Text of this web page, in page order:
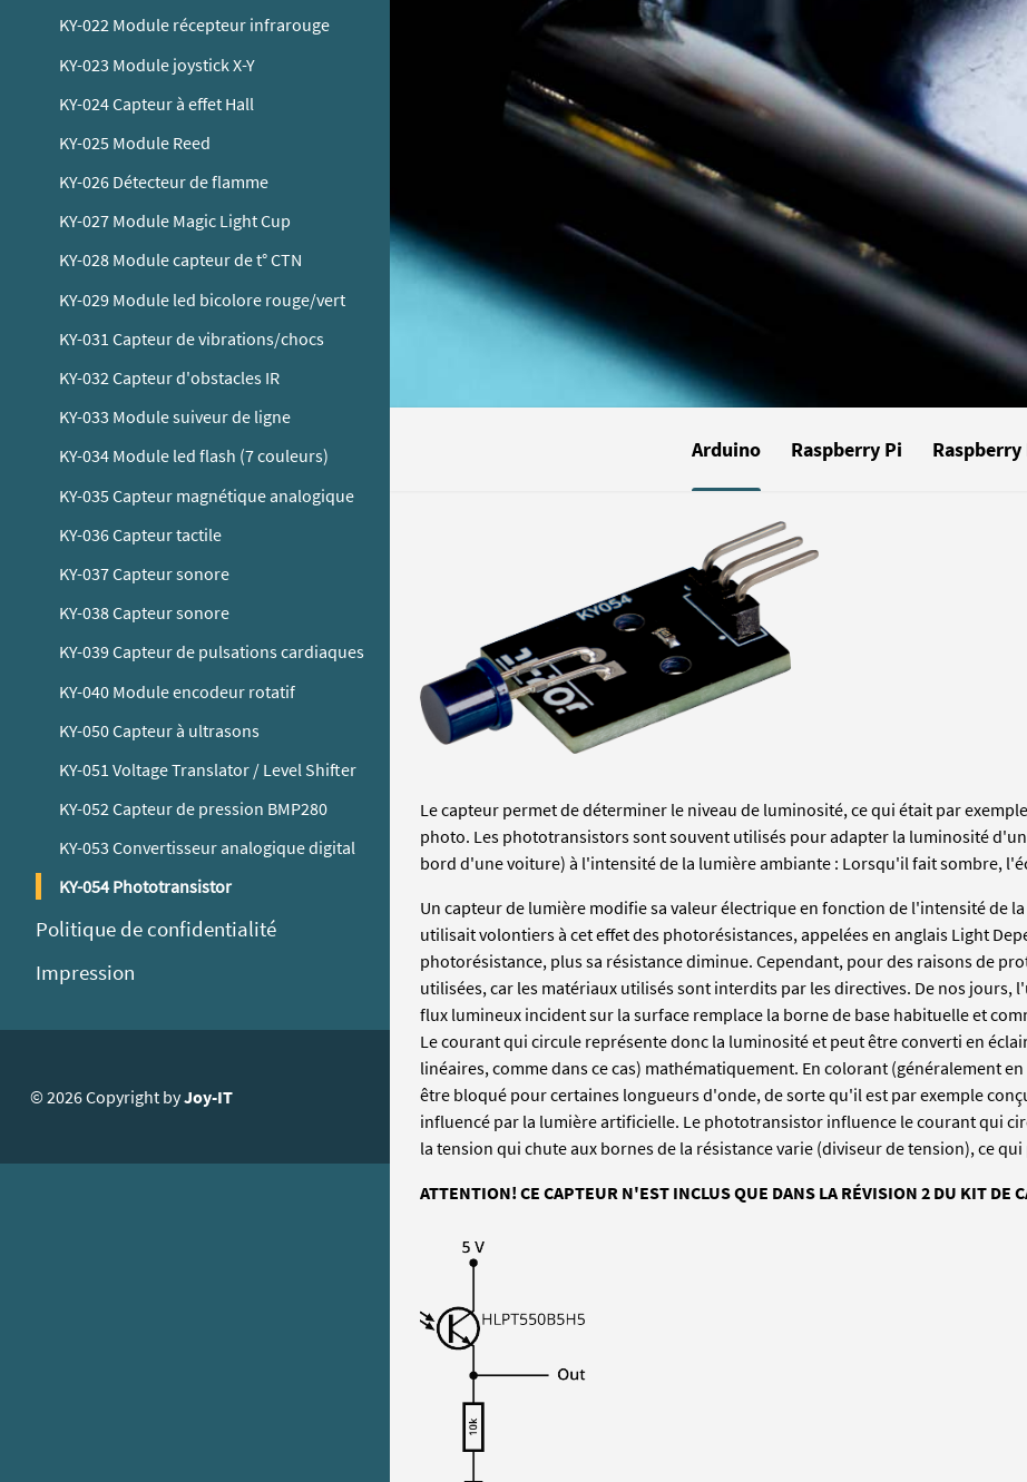
Arduino Raspberry Pi Raspberry
Le capteur permet de déterminer le niveau de luminosité, ce qui était par
photo. Les phototransistors sont souvent utilisés pour adapter la luminosité
bord d'une voiture) à l'intensité de la lumière ambiante : Lorsqu'il fait sombre,
Un capteur de lumière modifie sa valeur électrique en fonction de l'intensité de
utilisait volontiers à cet effet des photorésistances, appelées en anglais Light
photorésistance, plus sa résistance diminue. Cependant, pour des raisons de
utilisées, car les matériaux utilisés sont interdits par les directives. De nos
flux lumineux incident sur la surface remplace la borne de base habituelle et
Le courant qui circule représente donc la luminosité et peut être converti en
linéaires, comme dans ce cas) mathématiquement. En colorant (généralement
être bloqué pour certaines longueurs d'onde, de sorte qu'il est par exemple
influencé par la lumière artificielle. Le phototransistor influence le courant qui
la tension qui chute aux bornes de la résistance varie (diviseur de tension), ce
ATTENTION! CE CAPTEUR N'EST INCLUS QUE DANS LA RÉVISION 2 DU KIT DE
KY-022 Module récepteur infrarouge
KY-023 Module joystick X-Y
KY-024 Capteur à effet Hall
KY-025 Module Reed
KY-026 Détecteur de flamme
KY-027 Module Magic Light Cup
KY-028 Module capteur de t° CTN
KY-029 Module led bicolore rouge/vert
KY-031 Capteur de vibrations/chocs
KY-032 Capteur d'obstacles IR
KY-033 Module suiveur de ligne
KY-034 Module led flash (7 couleurs)
KY-035 Capteur magnétique analogique
KY-036 Capteur tactile
KY-037 Capteur sonore
KY-038 Capteur sonore
KY-039 Capteur de pulsations cardiaques
KY-040 Module encodeur rotatif
KY-050 Capteur à ultrasons
KY-051 Voltage Translator / Level Shifter
KY-052 Capteur de pression BMP280
KY-053 Convertisseur analogique digital
KY-054 Phototransistor
Politique de confidentialité
Impression
© 2026 Copyright byJoy-IT